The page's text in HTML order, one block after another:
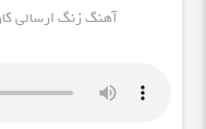
آهنگ زنگ ارسالی